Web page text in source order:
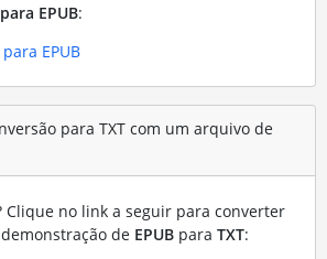
EPUB:
EPUB
para TXT com um arquivo de
Clique no link a seguir para converter
de EPUBpara TXT: